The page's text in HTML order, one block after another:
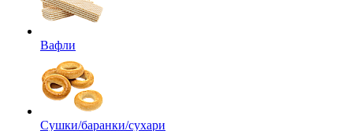
Вафли
Сушки/баранки/сухари